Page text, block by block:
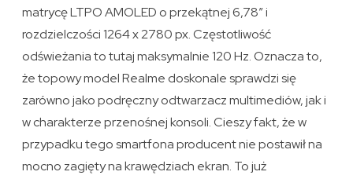
matrycę LTPO AMOLED o przekątnej 6,78″ i
rozdzielczości 1264 x 2780 px. Częstotliwość
odświeżania to tutaj maksymalnie 120 Hz. Oznacza to,
że topowy model Realme doskonale sprawdzi się
zarówno jako podręczny odtwarzacz multimediów, jak i
w charakterze przenośnej konsoli. Cieszy fakt, że w
przypadku tego smartfona producent nie postawił na
mocno zagięty na krawędziach ekran. To już